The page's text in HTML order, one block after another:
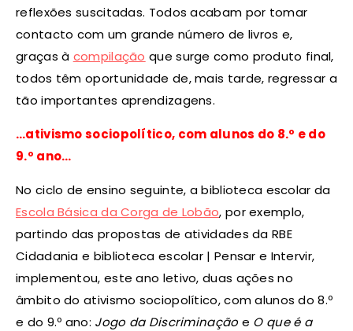
reflexões suscitadas. Todos acabam por tomar
contacto com um grande número de livros e,
graças à compilação que surge como produto final,
todos têm oportunidade de, mais tarde, regressar a
tão importantes aprendizagens.
…ativismo sociopolítico, com alunos do 8.º e do
9.º ano…
No ciclo de ensino seguinte, a biblioteca escolar da
Escola Básica da Corga de Lobão, por exemplo,
partindo das propostas de atividades da RBE
Cidadania e biblioteca escolar | Pensar e Intervir,
implementou, este ano letivo, duas ações no
âmbito do ativismo sociopolítico, com alunos do 8.º
e do 9.º ano: Jogo da Discriminaçãoe O que é a